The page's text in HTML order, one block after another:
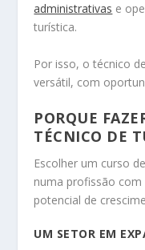
administrativas e
turística.
Por isso, o técnico
versátil, com
PORQUE
TÉCNICO DE
Escolher um curso
numa profissão
potencial de
UM SETOR EM